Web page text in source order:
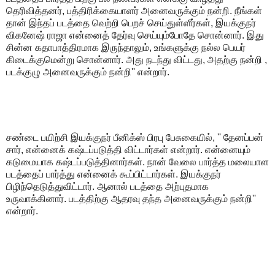
தெரிவித்தனர், பத்திரிக்கையாளர் அனைவருக்கும் நன்றி. நீங்கள்
தான் இந்தப் படத்தை வெற்றி பெறச் செய்துள்ளீர்கள், இயக்குநர்
விகனேஷ் ராஜா என்னைத் தேர்வு செய்யும்போதே சொன்னார். இது
சின்ன கதாபாத்திரமாக இருந்தாலும், உங்களுக்கு நல்ல பெயர்
கிடைக்குமென்று சொன்னார். அது நடந்து விட்டது, அதற்கு நன்றி ,
படக்குழு அனைவருக்கும் நன்றி'' என்றார்.
சண்டை பயிற்சி இயக்குநர் பீனிக்ஸ் பிரபு பேசுகையில், '' தேனப்பன்
சார், என்னைக் கஷ்டப்படுத்தி விட்டார்கள் என்றார். என்னையும்
கடுமையாக கஷ்டப்படுத்தினார்கள். நான் வேலை பார்த்த மலையாள
படத்தைப் பார்த்து என்னைக் கூப்பிட்டார்கள். இயக்குநர்
பிழிந்தெடுத்துவிட்டார். ஆனால் படத்தை அற்புதமாக
உருவாக்கினார். படத்திற்கு ஆதரவு தந்த அனைவருக்கும் நன்றி''
என்றார்.